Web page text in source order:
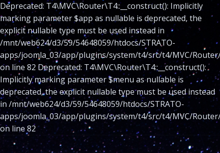
Deprecated: T4\MVC\Router\T4::__construct(): Implicitly
marking parameter $app as nullable is deprecated, the
explicit nullable type must be used instead in
/mnt/web624/d3/59/54648059/htdocs/STRATO-
apps/joomla_03/app/plugins/system/t4/src/t4/MVC/
on line 82 Deprecated: T4\MVC\Router\T4::__construct():
Implicitly marking parameter $menu as nullable is
deprecated, the explicit nullable type must be used instead
in /mnt/web624/d3/59/54648059/htdocs/STRATO-
apps/joomla_03/app/plugins/system/t4/src/t4/MVC/
on line 82